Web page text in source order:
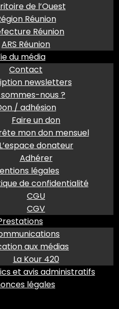
de l’Ouest
Réunion
Réunion
ARS Réunion
du média
Contact
newsletters
sommes-nous ?
/ adhésion
Faire un don
mon don mensuel
L’espace donateur
Adhérer
légales
de confidentialité
CGU
CGV
aux médias
La Kour 420
et avis administratifs
légales